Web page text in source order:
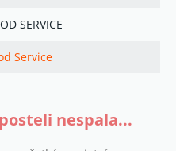
SERVICE
Service
nespala...